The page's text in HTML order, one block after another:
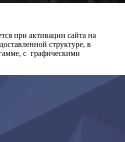
при активации сайта на
структуре, в
с графическими